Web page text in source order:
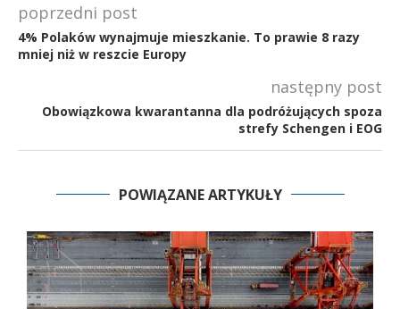
poprzedni post
4% Polaków wynajmuje mieszkanie. To prawie 8 razy
mniej niż w reszcie Europy
następny post
Obowiązkowa kwarantanna dla podróżujących spoza
strefy Schengen i EOG
POWIĄZANE ARTYKUŁY